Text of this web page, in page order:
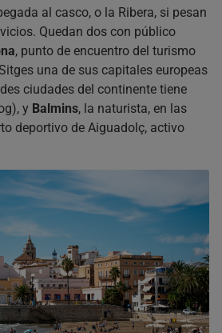
al casco, o la Ribera, si pesan
Quedan dos con público
, punto de encuentro del turismo
una de sus capitales europeas
ciudades del continente tiene
y Balmins, la naturista, en las
deportivo de Aiguadolç, activo